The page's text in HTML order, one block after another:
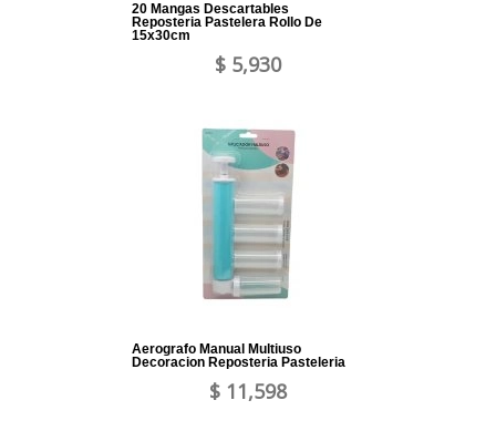
20 Mangas Descartables
Reposteria Pastelera Rollo De
15x30cm
$ 5,930
Aerografo Manual Multiuso
Decoracion Reposteria Pasteleria
$ 11,598